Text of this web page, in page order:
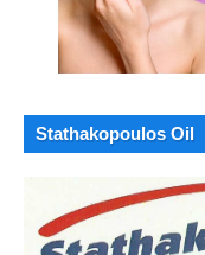
Stathakopoulos Oil